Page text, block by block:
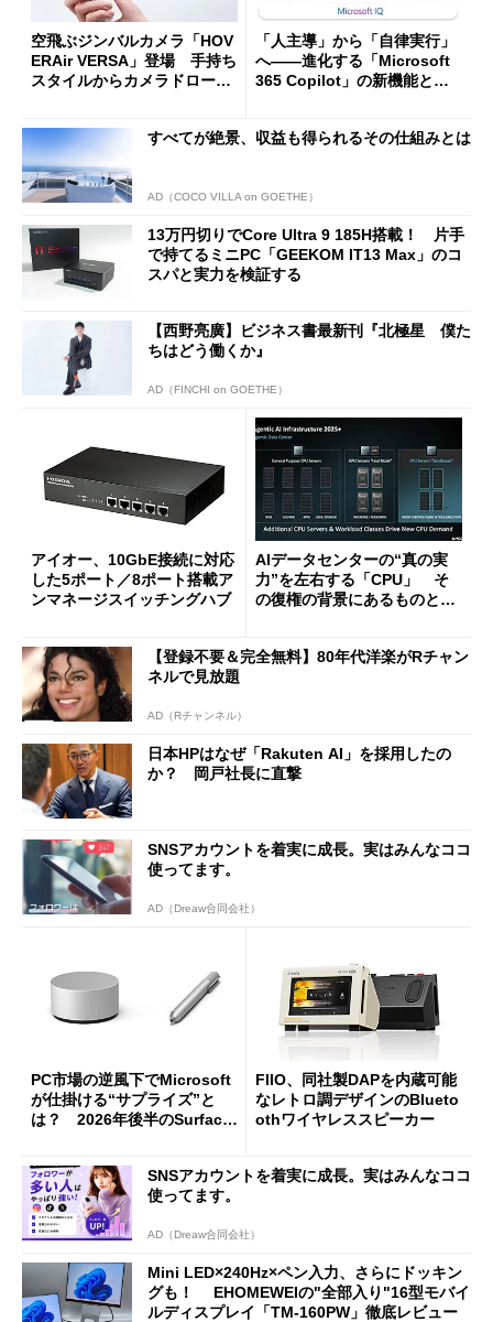
空飛ぶジンバルカメラ「HOV
ERAir VERSA」登場 手持ち
スタイルからカメラドローン
「人主導」から「自律実行」
へ――進化する「Microsoft
365 Copilot」の新機能とエ
すべてが絶景、収益も得られるその仕組みとは
AD（COCO VILLA on GOETHE）
13万円切りでCore Ultra 9 185H搭載！ 片手
で持てるミニPC「GEEKOM IT13 Max」のコ
スパと実力を検証する
【西野亮廣】ビジネス書最新刊『北極星 僕た
ちはどう働くか』
AD（FINCHI on GOETHE）
アイオー、10GbE接続に対応
した5ポート／8ポート搭載ア
ンマネージスイッチングハブ
AIデータセンターの“真の実
力”を左右する「CPU」 そ
の復権の背景にあるものと
【登録不要＆完全無料】80年代洋楽がRチャン
ネルで見放題
AD（Rチャンネル）
日本HPはなぜ「Rakuten AI」を採用したの
か？ 岡戸社長に直撃
SNSアカウントを着実に成長。実はみんなココ
使ってます。
AD（Dreaw合同会社）
PC市場の逆風下でMicrosoft
が仕掛ける“サプライズ”と
は？ 2026年後半のSurface
FIIO、同社製DAPを内蔵可能
なレトロ調デザインのBlueto
othワイヤレススピーカー
SNSアカウントを着実に成長。実はみんなココ
使ってます。
AD（Dreaw合同会社）
Mini LED×240Hz×ペン入力、さらにドッキン
グも！ EHOMEWEIの"全部入り"16型モバイ
ルディスプレイ「TM-160PW」徹底レビュー